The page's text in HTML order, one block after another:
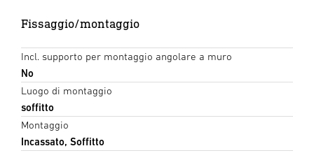
Fissaggio/montaggio
Incl. supporto per montaggio angolare a muro
No
Luogo di montaggio
soffitto
Montaggio
Incassato, Soffitto